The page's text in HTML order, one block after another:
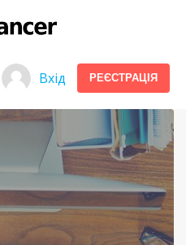
Вхід РЕЄСТРАЦІЯ